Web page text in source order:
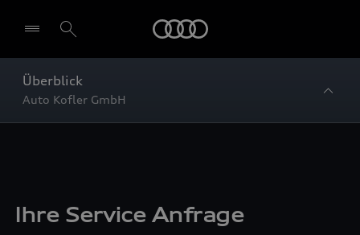
Überblick
Auto Kofler GmbH